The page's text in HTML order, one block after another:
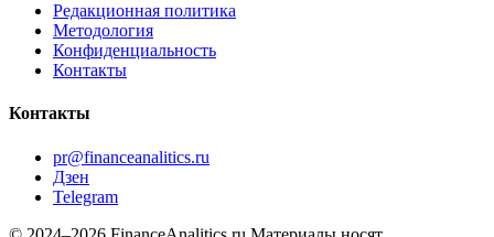
Редакционная политика
Методология
Конфиденциальность
Контакты
Контакты
pr@financeanalitics.ru
Дзен
Telegram